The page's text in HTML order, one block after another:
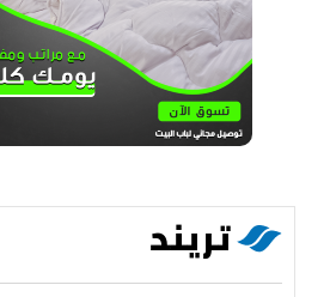
تريند